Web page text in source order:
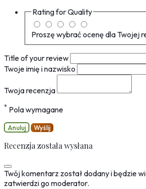
Rating forQuality
Proszę wybrać ocenę dla Twojej
Title of your review
Twoje imię i nazwisko
Twoja recenzja
* Pola wymagane
Anuluj Wyślij
Recenzja została wysłana
Twój komentarz został dodany i będzie
zatwierdzi go moderator.